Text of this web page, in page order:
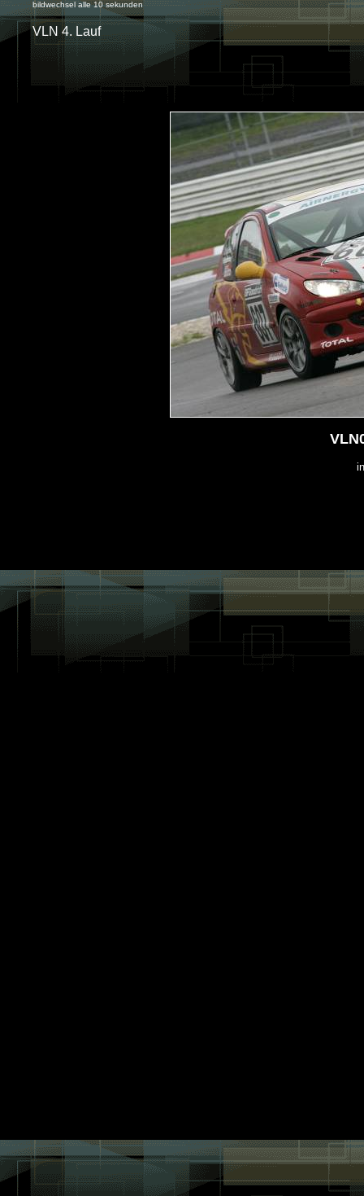
bildwechsel alle 10 sekunden
VLN 4. Lauf